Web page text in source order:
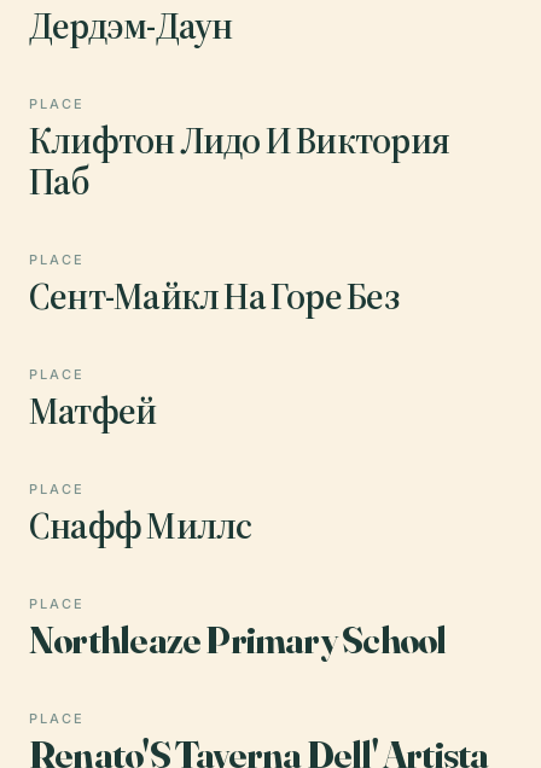
Дердэм-Даун
PLACE
Клифтон Лидо И Виктория
Паб
PLACE
Сент-Майкл На Горе Без
PLACE
Матфей
PLACE
Снафф Миллс
PLACE
Northleaze Primary School
PLACE
Renato'S Taverna Dell' Artista